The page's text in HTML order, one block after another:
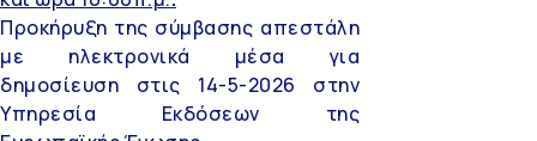
Προκήρυξη της σύμβασης απεστάλη
με ηλεκτρονικά μέσα για
δημοσίευση στις 14-5-2026 στην
Υπηρεσία Εκδόσεων της